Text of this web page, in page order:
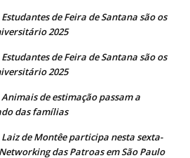
Estudantes de Feira de Santana são os
2025
Estudantes de Feira de Santana são os
2025
Animais de estimação passam a
das famílias
Laiz de Montêe participa nesta sexta-
das Patroas em São Paulo